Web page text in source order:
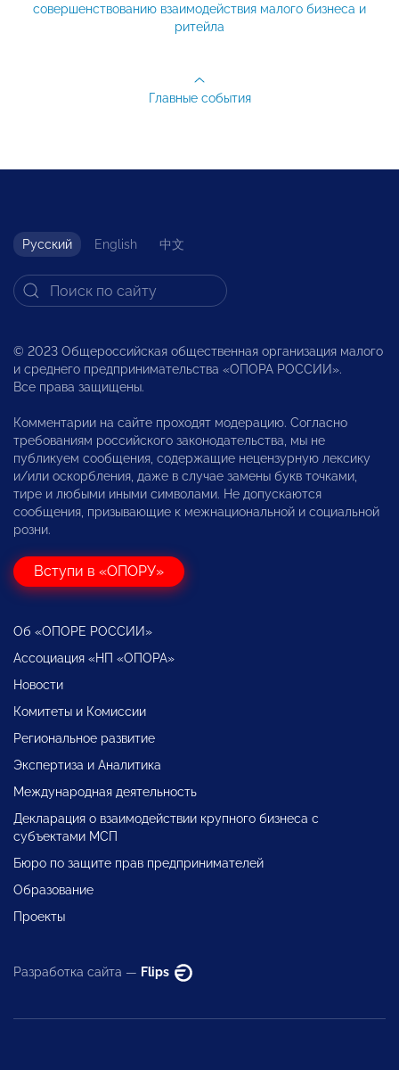
совершенствованию взаимодействия малого бизнеса и
ритейла
Главные события
Русский English 中文
© 2023 Общероссийская общественная организация малого
и среднего предпринимательства «ОПОРА РОССИИ».
Все права защищены.
Комментарии на сайте проходят модерацию. Согласно
требованиям российского законодательства, мы не
публикуем сообщения, содержащие нецензурную лексику
и/или оскорбления, даже в случае замены букв точками,
тире и любыми иными символами. Не допускаются
сообщения, призывающие к межнациональной и социальной
розни.
Вступи в «ОПОРУ»
Об «ОПОРЕ РОССИИ»
Ассоциация «НП «ОПОРА»
Новости
Комитеты и Комиссии
Региональное развитие
Экспертиза и Аналитика
Международная деятельность
Декларация о взаимодействии крупного бизнеса с
субъектами МСП
Бюро по защите прав предпринимателей
Образование
Проекты
Разработка сайта — Flips